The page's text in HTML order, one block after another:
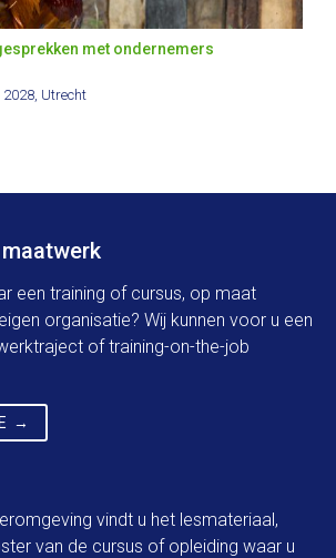
met ondernemers
, Utrecht
een training of cursus, op maat
organisatie? Wij kunnen voor u een
of training-on-the-job
vindt u het lesmateriaal,
van de cursus of opleiding waar u